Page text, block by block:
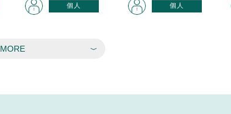
個人 個人
MORE